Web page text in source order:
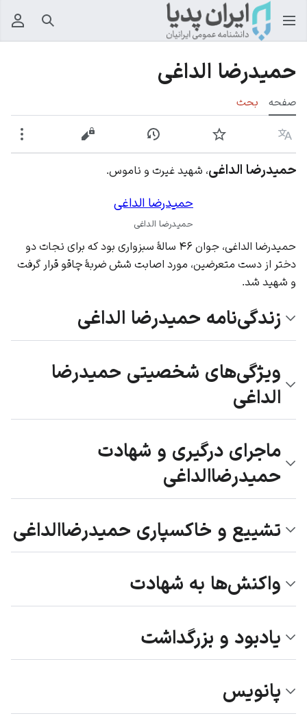
جستجو
حمیدرضا الداغی
صفحه بحث
زبان پیگیری نمایش تاریخچهنمایش مبدأ
حمیدرضا الداغی، شهید غیرت و ناموس.
حمیدرضا الداغی
حمیدرضا الداغی
حمیدرضا الداغی، جوان ۴۶ سالهٔ سبزواری بود که برای نجات دو
دختر از دست متعرضین، مورد اصابت شش ضربهٔ چاقو قرار گرفت
و شهید شد.
زندگی‌نامه حمیدرضا الداغی
ویژگی‌های شخصیتی حمیدرضا
الداغی
ماجرای درگیری و شهادت
حمیدرضاالداغی
تشییع و خاکسپاری حمیدرضاالداغی
واکنش‌ها به شهادت
یادبود و بزرگداشت
پانویس